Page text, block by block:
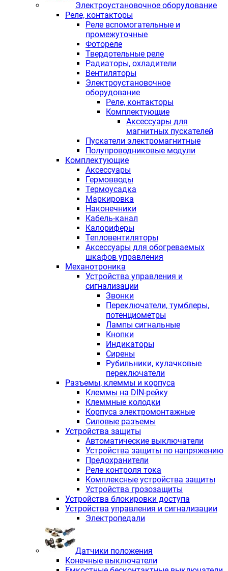
Электроустановочное оборудование
Реле, контакторы
Реле вспомогательные и
промежуточные
Фотореле
Твердотельные реле
Радиаторы, охладители
Вентиляторы
Электроустановочное
оборудование
Реле, контакторы
Комплектующие
Аксессуары для
магнитных пускателей
Пускатели электромагнитные
Полупроводниковые модули
Комплектующие
Аксессуары
Гермовводы
Термоусадка
Маркировка
Наконечники
Кабель-канал
Калориферы
Тепловентиляторы
Аксессуары для обогреваемых
шкафов управления
Механотроника
Устройства управления и
сигнализации
Звонки
Переключатели, тумблеры,
потенциометры
Лампы сигнальные
Кнопки
Индикаторы
Сирены
Рубильники, кулачковые
переключатели
Разъемы, клеммы и корпуса
Клеммы на DIN-рейку
Клеммные колодки
Корпуса электромонтажные
Силовые разъемы
Устройства защиты
Автоматические выключатели
Устройства защиты по напряжению
Предохранители
Реле контроля тока
Комплексные устройства защиты
Устройства грозозащиты
Устройства блокировки доступа
Устройства управления и сигнализации
Электропедали
Датчики положения
Конечные выключатели